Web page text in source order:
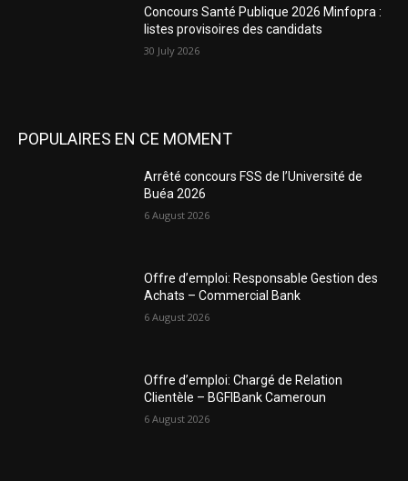
Concours Santé Publique 2026 Minfopra :
listes provisoires des candidats
30 July 2026
POPULAIRES EN CE MOMENT
Arrêté concours FSS de l’Université de
Buéa 2026
6 August 2026
Offre d’emploi: Responsable Gestion des
Achats – Commercial Bank
6 August 2026
Offre d’emploi: Chargé de Relation
Clientèle – BGFIBank Cameroun
6 August 2026